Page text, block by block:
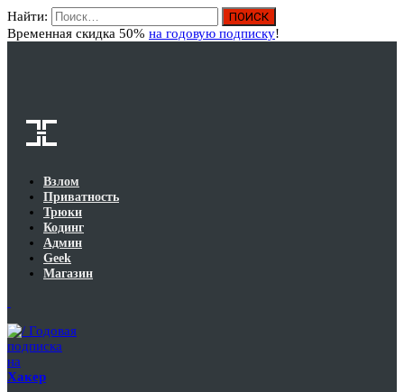
Найти:
Временная скидка 50% на годовую подписку!
Взлом
Приватность
Трюки
Кодинг
Админ
Geek
Магазин
Годовая
подписка
на
Хакер